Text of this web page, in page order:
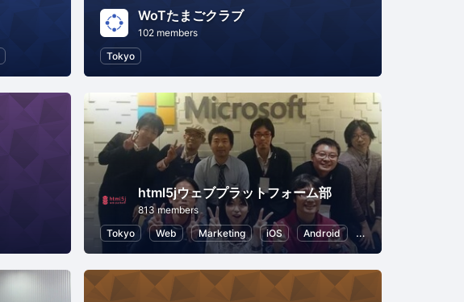
WoTたまごクラブ
102 members
Tokyo
html5jウェブプラットフォーム部
813 members
Tokyo
Web Marketing iOS Android iPhone